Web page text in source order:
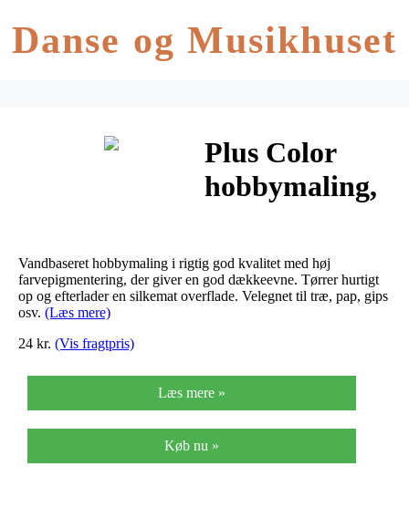
Danse og Musikhuset
Plus Color
hobbymaling,
60ml
Vandbaseret hobbymaling i rigtig god kvalitet med høj
farvepigmentering, der giver en god dækkeevne. Tørrer hurtigt
op og efterlader en silkemat overflade. Velegnet til træ, pap, gips
osv. (Læs mere)
24 kr. (Vis fragtpris)
Læs mere »
Køb nu »